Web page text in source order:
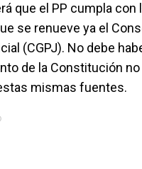
que el PP cumpla con
se renueve ya el
(CGPJ). No debe
de la Constitución
mismas fuentes.